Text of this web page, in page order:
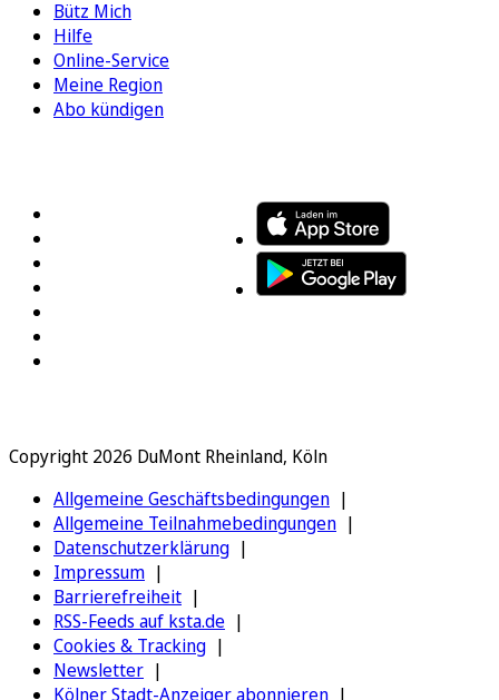
Bütz Mich
Hilfe
Online-Service
Meine Region
Abo kündigen
Copyright 2026 DuMont Rheinland, Köln
Allgemeine Geschäftsbedingungen
Allgemeine Teilnahmebedingungen
Datenschutzerklärung
Impressum
Barrierefreiheit
RSS-Feeds auf ksta.de
Cookies & Tracking
Newsletter
Kölner Stadt-Anzeiger abonnieren